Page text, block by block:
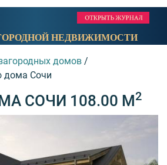
НЕДВИЖИМОСТИ
домов /
дома Сочи
СОЧИ 108.00 М2